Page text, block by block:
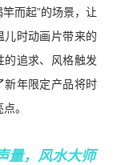
而起”的场景，让
儿时动画片带来的
的追求、风格触发
新年限定产品将时
。
量，风水大师